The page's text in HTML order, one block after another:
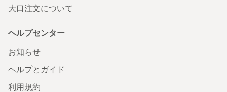
大口注文について
ヘルプセンター
お知らせ
ヘルプとガイド
利用規約